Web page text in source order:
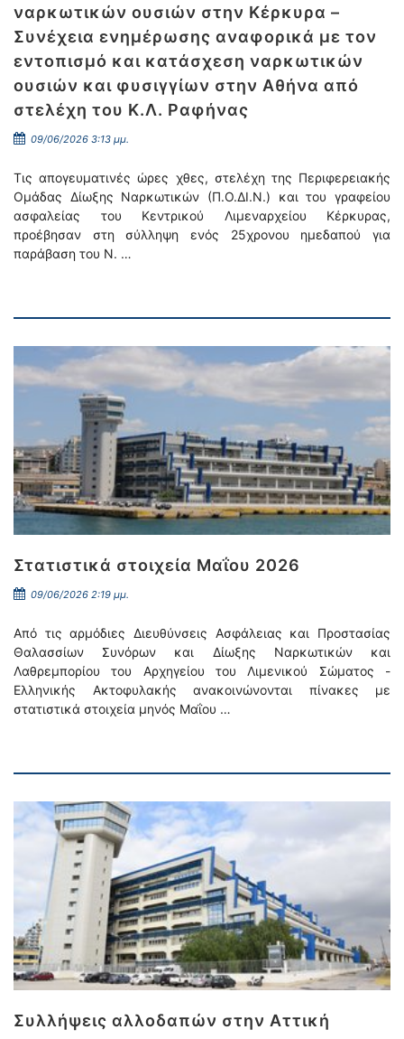
ναρκωτικών ουσιών στην Κέρκυρα –
Συνέχεια ενημέρωσης αναφορικά με τον
εντοπισμό και κατάσχεση ναρκωτικών
ουσιών και φυσιγγίων στην Αθήνα από
στελέχη του Κ.Λ. Ραφήνας
09/06/2026 3:13 μμ.
Τις απογευματινές ώρες χθες, στελέχη της Περιφερειακής
Ομάδας Δίωξης Ναρκωτικών (Π.Ο.ΔΙ.Ν.) και του γραφείου
ασφαλείας του Κεντρικού Λιμεναρχείου Κέρκυρας,
προέβησαν στη σύλληψη ενός 25χρονου ημεδαπού για
παράβαση του Ν. …
Στατιστικά στοιχεία Μαΐου 2026
09/06/2026 2:19 μμ.
Από τις αρμόδιες Διευθύνσεις Ασφάλειας και Προστασίας
Θαλασσίων Συνόρων και Δίωξης Ναρκωτικών και
Λαθρεμπορίου του Αρχηγείου του Λιμενικού Σώματος -
Ελληνικής Ακτοφυλακής ανακοινώνονται πίνακες με
στατιστικά στοιχεία μηνός Μαΐου …
Συλλήψεις αλλοδαπών στην Αττική